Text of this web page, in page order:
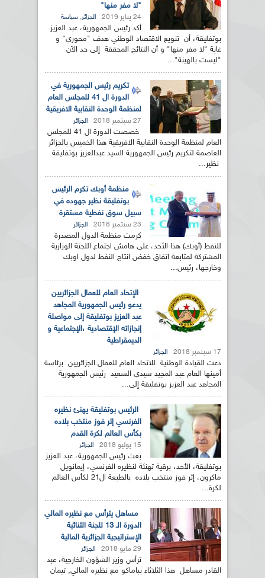
"لا مفر منها"
24 يناير 2019 الجزائر, سياسة
أكد رئيس الجمهورية، عبد العزيز
بوتفليقة، أن تنويع الاقتصاد الوطني هدف "محوري" و
غاية "لا مفر منها" و أن النتائج المحققة إلى حد الآن
"ليست بالهينة"...
تكريم رئيس الجمهورية في
الدورة ال 41 للمجلس العام
لمنظمة الوحدة النقابية الافريقية
27 سبتمبر 2018 الجزائر
خصصت الدورة ال 41 للمجلس
العام لمنظمة الوحدة النقابية الافريقية هذا الخميس بالجزائر
العاصمة لتكريم رئيس الجمهورية السيد عبدالعزيز بوتفليقة
نظير...
منظمة أوبك تكرم الرئيس
بوتفليقة نظير جهوده في
سبيل سوق نفطية مستقرة
23 سبتمبر 2018 الجزائر
كرمت منظمة الدول المصدرة
للنفط (أوبك) هذا الأحد، على هامش اجتماع اللجنة الوزارية
المشتركة لمتابعة اتفاق خفض انتاج النفط لدول اوبك
وخارجها، رئيس...
الإتحاد العام للعمال الجزائريين
يدعو رئيس الجمهورية المجاهد
عبد العزيز بوتفليقة إلى مواصلة
إنجازاته الإقتصادية ،الإجتماعية و
الديمقراطية
17 سبتمبر 2018 الجزائر
دعت القيادة الوطنية للاتحاد العام للعمال الجزائريين برئاسة
أمينها العام عبد المجيد سيدي السعيد رئيس الجمهورية
المجاهد عبد العزيز بوتفليقة إلى...
الرئيس بوتفليقة يهنئ نظيره
الفرنسي إثر فوز منتخب بلاده
بكأس العالم لكرة القدم
15 يوليو 2018 الجزائر
بعث رئيس الجمهورية، عبد العزيز
بوتفليقة، الأحد، برقية تهنئة لنظيره الفرنسي، إيمانويل
ماكرون، إثر فوز منتخب بلاده بالطبعة ال21 لكأس العالم
لكرة...
مساهل يترأس مع نظيره المالي
الدورة الـ 13 للجنة الثنائية
الإستراتيجية الجزائرية المالية
29 مايو 2018 الجزائر
ترأس وزير الشؤون الخارجية، عبد
القادر مساهل هذا الثلاثاء بباماكو مع نظيره المالي, تيمان